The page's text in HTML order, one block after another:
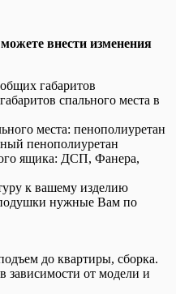
внести изменения
габаритов
спального места в
места: пенополиуретан
пенополиуретан
ящика: ДСП, Фанера,
к вашему изделию
подушки нужные Вам по
до квартиры, сборка.
зависимости от модели и